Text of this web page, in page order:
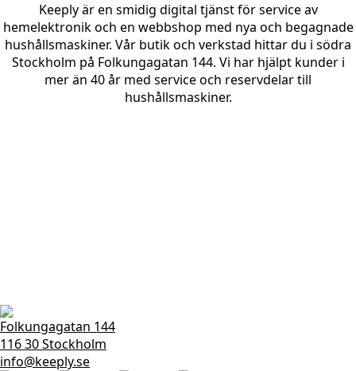
Keeply är en smidig digital tjänst för service av
hemelektronik och en webbshop med nya och begagnade
hushållsmaskiner. Vår butik och verkstad hittar du i södra
Stockholm på Folkungagatan 144. Vi har hjälpt kunder i
mer än 40 år med service och reservdelar till
hushållsmaskiner.
Folkungagatan 144
116 30 Stockholm
info@keeply.se